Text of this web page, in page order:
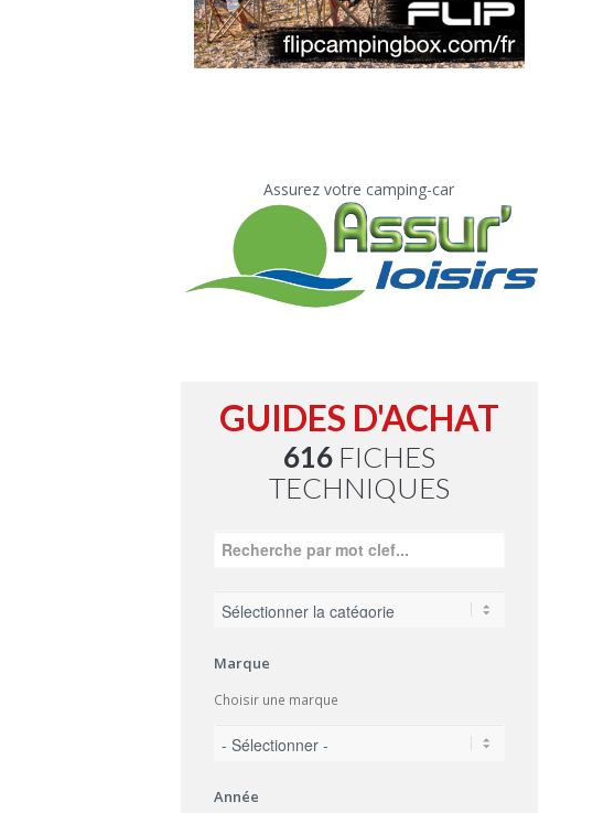
Assurez votre camping-car
GUIDES D'ACHAT
616FICHES
TECHNIQUES
Marque
Choisir une marque
Année